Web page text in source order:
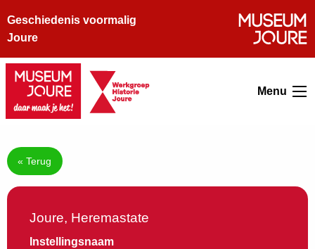
Geschiedenis voormalig
Joure
Menu
« Terug
Joure, Heremastate
Instellingsnaam